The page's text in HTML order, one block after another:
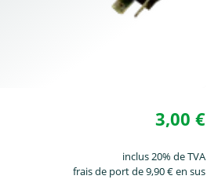
3,00 €
inclus 20% de TVA
frais de port de 9,90 € en sus